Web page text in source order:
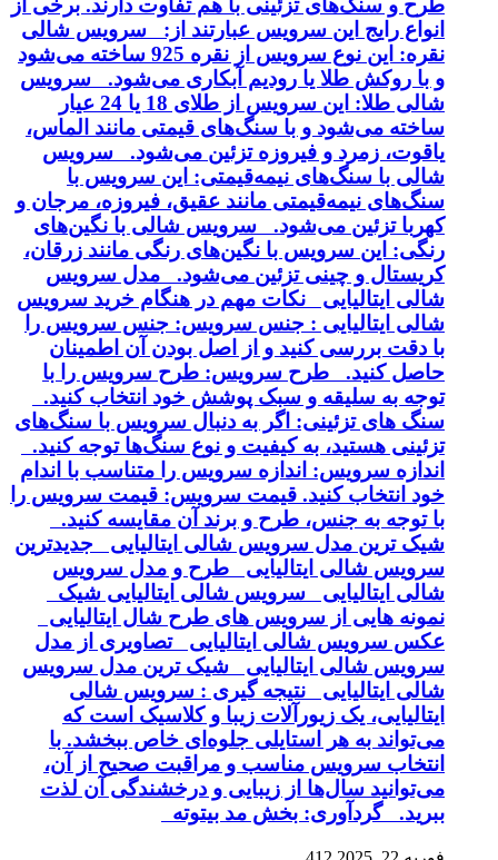
طرح و سنگ‌های تزئینی با هم تفاوت دارند. برخی از
انواع رایج این سرویس عبارتند از: سرویس شالی
نقره: این نوع سرویس از نقره 925 ساخته می‌شود
و با روکش طلا یا رودیم آبکاری می‌شود. سرویس
شالی طلا: این سرویس از طلای 18 یا 24 عیار
ساخته می‌شود و با سنگ‌های قیمتی مانند الماس،
یاقوت، زمرد و فیروزه تزئین می‌شود. سرویس
شالی با سنگ‌های نیمه‌قیمتی: این سرویس با
سنگ‌های نیمه‌قیمتی مانند عقیق، فیروزه، مرجان و
کهربا تزئین می‌شود. سرویس شالی با نگین‌های
رنگی: این سرویس با نگین‌های رنگی مانند زرقان،
کریستال و چینی تزئین می‌شود. مدل سرویس
شالی ایتالیایی نکات مهم در هنگام خرید سرویس
شالی ایتالیایی : جنس سرویس: جنس سرویس را
با دقت بررسی کنید و از اصل بودن آن اطمینان
حاصل کنید. طرح سرویس: طرح سرویس را با
توجه به سلیقه و سبک پوشش خود انتخاب کنید.
سنگ های تزئینی: اگر به دنبال سرویس با سنگ‌های
تزئینی هستید، به کیفیت و نوع سنگ‌ها توجه کنید.
اندازه سرویس: اندازه سرویس را متناسب با اندام
خود انتخاب کنید. قیمت سرویس: قیمت سرویس را
با توجه به جنس، طرح و برند آن مقایسه کنید.
شیک ترین مدل سرویس شالی ایتالیایی جدیدترین
سرویس شالی ایتالیایی طرح و مدل سرویس
شالی ایتالیایی سرویس شالی ایتالیایی شیک
نمونه هایی از سرویس های طرح شال ایتالیایی
عکس سرویس شالی ایتالیایی تصاویری از مدل
سرویس شالی ایتالیایی شیک ترین مدل سرویس
شالی ایتالیایی نتیجه گیری : سرویس شالی
ایتالیایی، یک زیورآلات زیبا و کلاسیک است که
می‌تواند به هر استایلی جلوه‌ای خاص ببخشد. با
انتخاب سرویس مناسب و مراقبت صحیح از آن،
می‌توانید سال‌ها از زیبایی و درخشندگی آن لذت
ببرید. گردآوری: بخش مد بیتوته